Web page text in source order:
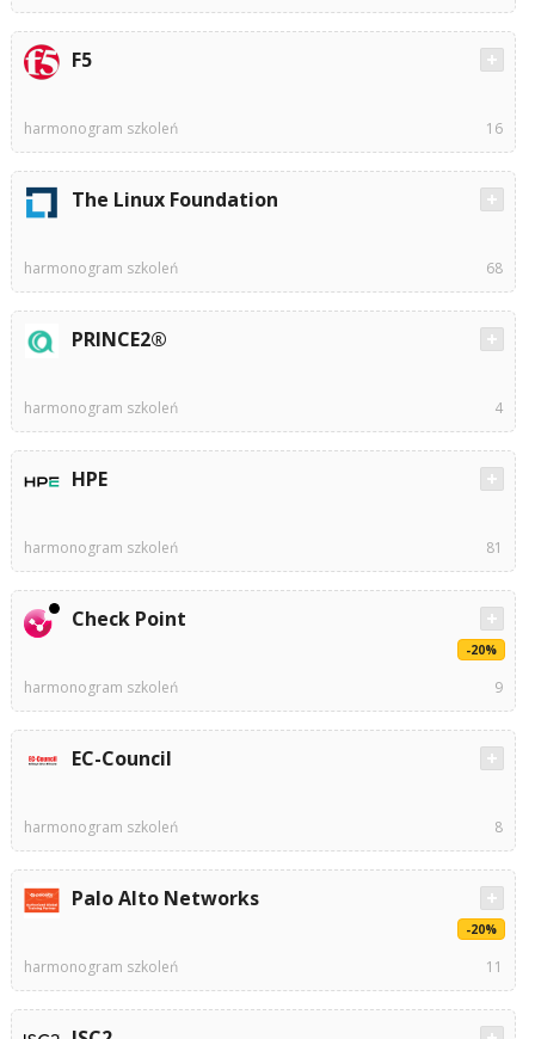
F5
harmonogram szkoleń 16
The Linux Foundation
harmonogram szkoleń 68
PRINCE2®
harmonogram szkoleń 4
HPE
harmonogram szkoleń 81
Check Point
-20%
harmonogram szkoleń 9
EC-Council
harmonogram szkoleń 8
Palo Alto Networks
-20%
harmonogram szkoleń 11